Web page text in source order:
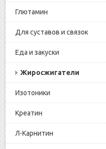
Глютамин
Для суставов и связок
Еда и закуски
Жиросжигатели
Изотоники
Креатин
Л-Карнитин